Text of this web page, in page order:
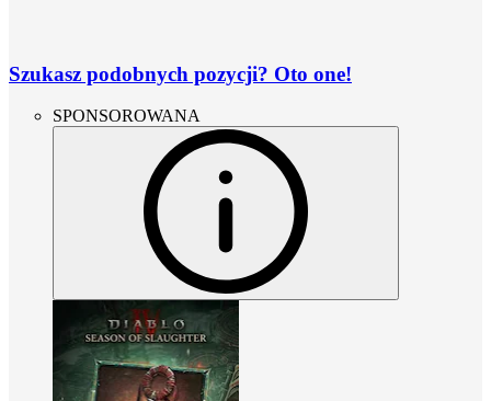
Szukasz podobnych pozycji? Oto one!
SPONSOROWANA